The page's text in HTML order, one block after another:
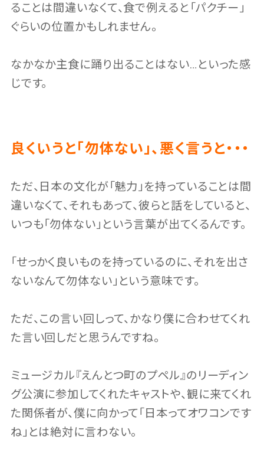
ることは間違いなくて、食で例えると「パクチー」
ぐらいの位置かもしれません。
なかなか主食に踊り出ることはない…といった感
じです。
良くいうと「勿体ない」、悪く言うと・・・
ただ、日本の文化が「魅力」を持っていることは間
違いなくて、それもあって、彼らと話をしていると、
いつも「勿体ない」という言葉が出てくるんです。
「せっかく良いものを持っているのに、それを出さ
ないなんて勿体ない」という意味です。
ただ、この言い回しって、かなり僕に合わせてくれ
た言い回しだと思うんですね。
ミュージカル『えんとつ町のプペル』のリーディン
グ公演に参加してくれたキャストや、観に来てくれ
た関係者が、僕に向かって「日本ってオワコンです
ね」とは絶対に言わない。